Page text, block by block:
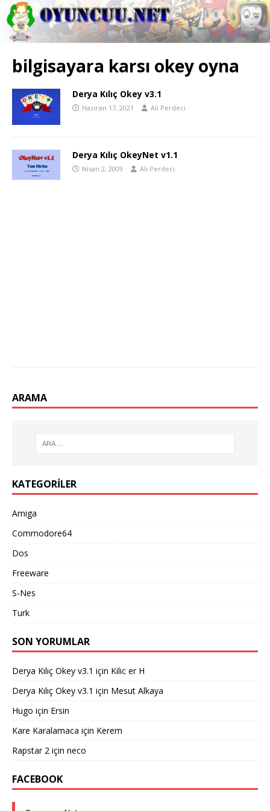
bilgisayara karsı okey oyna
Derya Kılıç Okey v3.1
Haziran 17, 2021 Ali Perdeci
Derya Kılıç OkeyNet v1.1
Nisan 2, 2009 Ali Perdeci
ARAMA
KATEGORILER
Amiga
Commodore64
Dos
Freeware
S-Nes
Turk
SON YORUMLAR
Derya Kılıç Okey v3.1 için Kilic er H
Derya Kılıç Okey v3.1 için Mesut Alkaya
Hugo için Ersin
Kare Karalamaca için Kerem
Rapstar 2 için neco
FACEBOOK